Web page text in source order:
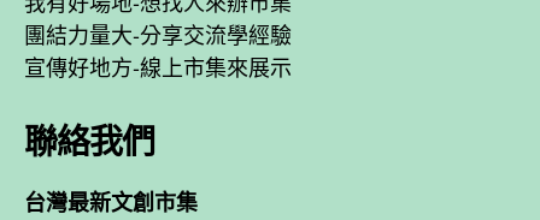
團結力量大-分享交流學經驗
宣傳好地方-線上市集來展示
聯絡我們
台灣最新文創市集